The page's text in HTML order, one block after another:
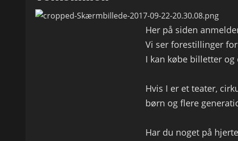
Her på siden
Vi ser forestillinger
I kan købe billetter
Hvis I er et teater,
børn og flere
Har du noget på